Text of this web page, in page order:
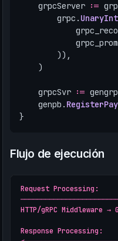
grpcServer :=
grpc .
)),
)
grpcSvr :=
genpb .
}
Flujo de ejecución
Request Processing:
HTTP/gRPC Middleware
Response Processing: